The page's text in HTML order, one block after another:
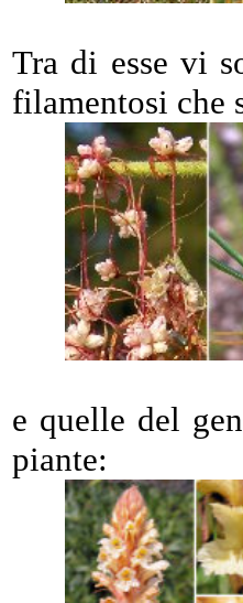
Tra di esse vi
filamentosi che
e quelle del
piante: